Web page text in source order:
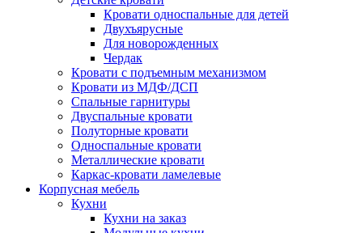
Кровати односпальные для детей
Двухъярусные
Для новорожденных
Чердак
Кровати с подъемным механизмом
Кровати из МДФ/ДСП
Спальные гарнитуры
Двуспальные кровати
Полуторные кровати
Односпальные кровати
Металлические кровати
Каркас-кровати ламелевые
Корпусная мебель
Кухни
Кухни на заказ